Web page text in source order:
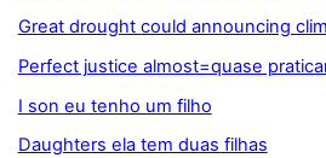
Great drought could announcing
Perfect justice almost=quase
I son eu tenho um filho
Daughters ela tem duas filhas